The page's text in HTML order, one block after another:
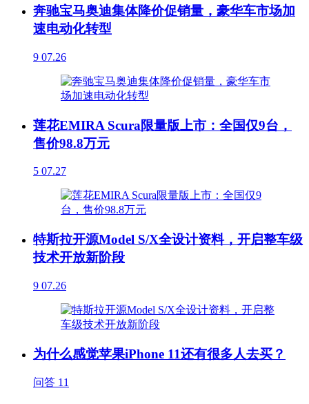
奔驰宝马奥迪集体降价促销量，豪华车市场加
速电动化转型
9 07.26
莲花EMIRA Scura限量版上市：全国仅9台，
售价98.8万元
5 07.27
特斯拉开源Model S/X全设计资料，开启整车级
技术开放新阶段
9 07.26
为什么感觉苹果iPhone 11还有很多人去买？
问答 11